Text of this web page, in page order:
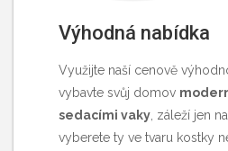
Výhodná nabídka
Využijte naší cenově
vybavte svůj domov
sedacími vaky , záleží jen
vyberete ty ve tvaru kostky